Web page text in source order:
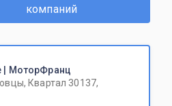
компаний
| МоторФранц
Квартал 30137,